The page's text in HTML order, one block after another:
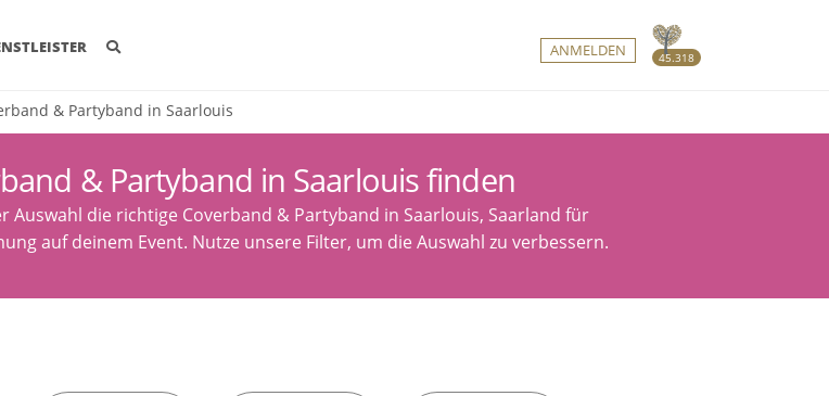
45.318
ANMELDEN
& Partyband in Saarlouis
& Partyband in Saarlouis finden
Auswahl die richtige Coverband & Partyband in Saarlouis, Saarland für
auf deinem Event. Nutze unsere Filter, um die Auswahl zu verbessern.